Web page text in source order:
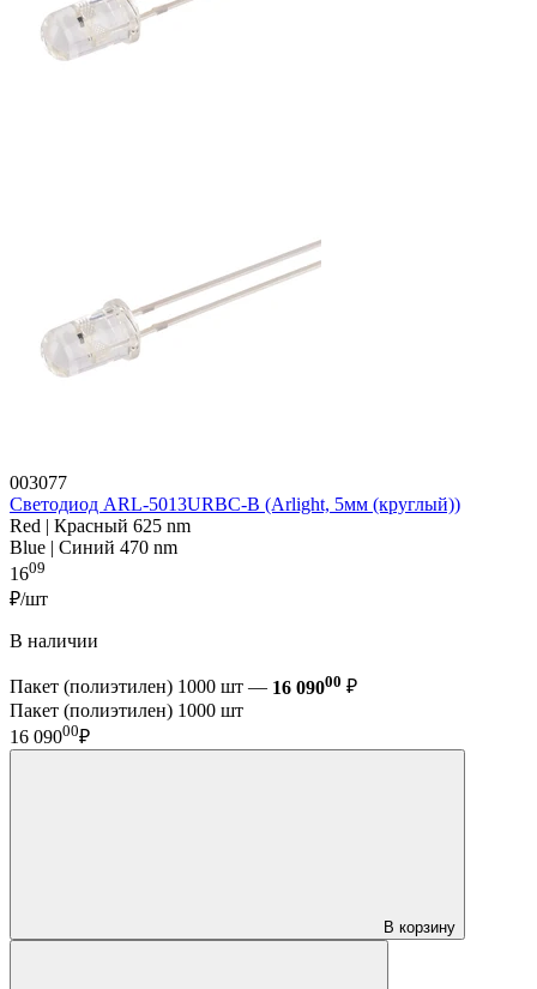
003077
Светодиод ARL-5013URBC-B (Arlight, 5мм (круглый))
Red | Красный 625 nm
Blue | Синий 470 nm
1609
₽/шт
В наличии
Пакет (полиэтилен) 1000 шт — 16 09000 ₽
Пакет (полиэтилен) 1000 шт
16 09000₽
В корзину